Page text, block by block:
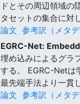
ドとその周辺領域
タセットの集合に対
論文 参考訳（メタデ
EGRC-Net:
埋め込みによるグラ
する。 EGRC-Netは
最先端手法より一貫
論文 参考訳（メタデ